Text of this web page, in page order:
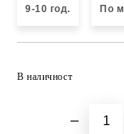
9-10 год. По
В наличност